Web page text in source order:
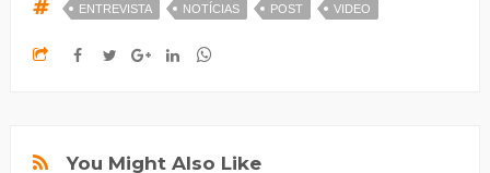
ENTREVISTA NOTÍCIAS POST VIDEO
You Might Also Like